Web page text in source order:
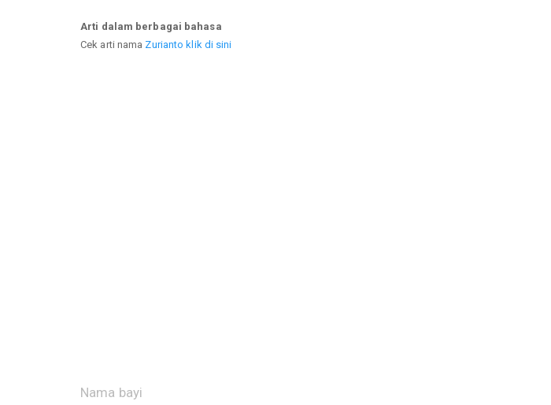
Arti dalam berbagai bahasa
Cek arti nama Zurianto klik di sini